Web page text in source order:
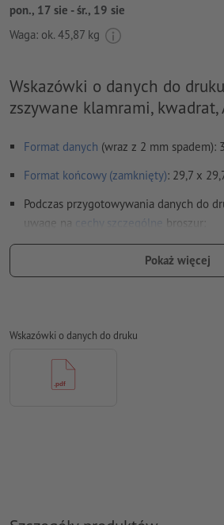
pon., 17 sie - śr., 19 sie
Waga: ok. 45,87 kg
Wskazówki o danych do
zszywane klamrami,
Format danych (wraz z 2 mm spadem):
Format końcowy (zamknięty): 29,7 x
Podczas przygotowywania danych do
uwagę na
cechy szczególne
broszur:
Przyporządkowanie stron:
wykonamy dla Ciebie
w tym celu potrzebujemy pliku
pojedynczymi stronami
jeśli w programie DTP pracujesz
Pokaż więcej
Wskazówki o danych do druku